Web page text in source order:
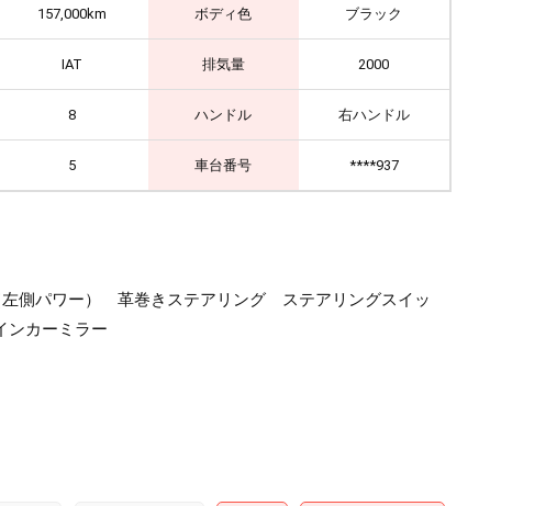
157,000km ボディ色 ブラック
IAT 排気量 2000
8 ハンドル 右ハンドル
5 車台番号 ****937
側パワー） 革巻きステアリング ステアリングスイッ
カーミラー